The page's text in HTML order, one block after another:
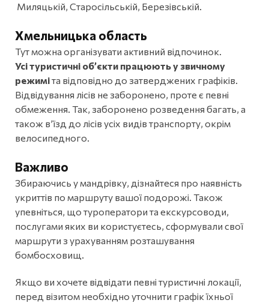
Миляцькій, Старосільській, Березівській.
Хмельницька область
Тут можна організувати активний відпочинок.
Усітуристичні об’єкти працюють у звичному
режиміта відповідно до затверджених графіків.
Відвідування лісів не заборонено, проте є певні
обмеження. Так, заборонено розведення багать, а
також в’їзд до лісів усіх видів транспорту, окрім
велосипедного.
Важливо
Збираючись у мандрівку, дізнайтеся про наявність
укриттів по маршруту вашої подорожі. Також
упевніться, що туроператори та екскурсоводи,
послугами яких ви користуєтесь, сформували свої
маршрути з урахуванням розташування
бомбосховищ.
Якщо ви хочете відвідати певні туристичні локації,
перед візитом необхідно уточнити графік їхньої